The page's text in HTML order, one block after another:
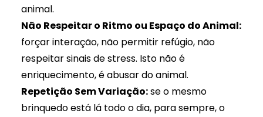
animal.
Não Respeitar o Ritmo ou Espaço do Animal:
forçar interação, não permitir refúgio, não
respeitar sinais de stress. Isto não é
enriquecimento, é abusar do animal.
Repetição Sem Variação:se o mesmo
brinquedo está lá todo o dia, para sempre, o